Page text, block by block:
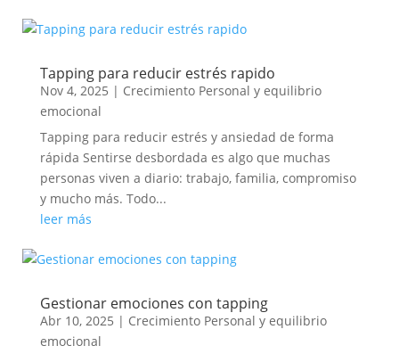
Tapping para reducir estrés rapido
Nov 4, 2025 | Crecimiento Personal y equilibrio
emocional
Tapping para reducir estrés y ansiedad de forma
rápida Sentirse desbordada es algo que muchas
personas viven a diario: trabajo, familia, compromiso
y mucho más. Todo...
leer más
Gestionar emociones con tapping
Abr 10, 2025 | Crecimiento Personal y equilibrio
emocional